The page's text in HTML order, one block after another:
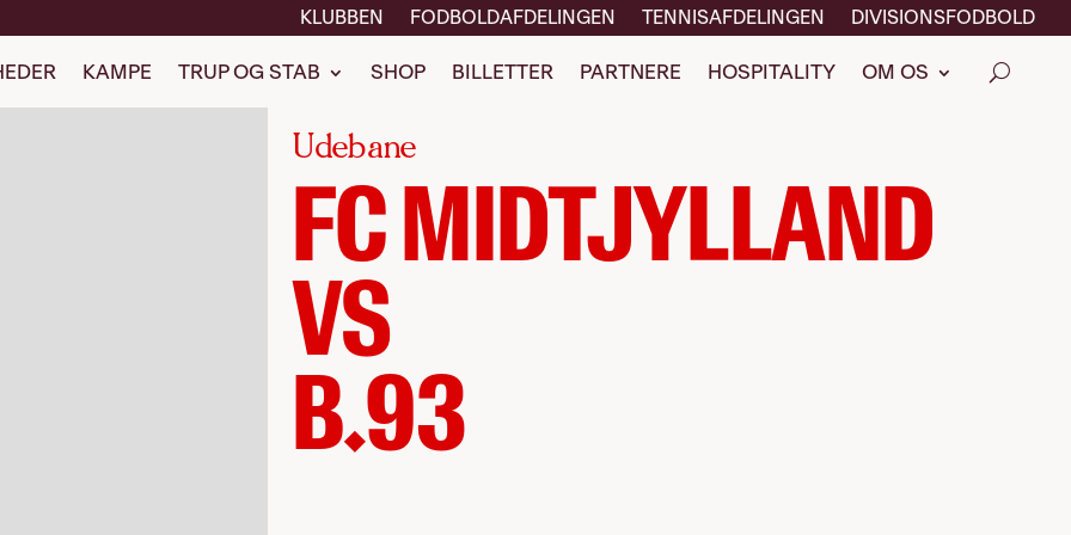
KLUBBEN FODBOLDAFDELINGEN TENNISAFDELINGEN DIVISIONSFODBOLD
KAMPE TRUP OG STAB SHOP BILLETTER PARTNERE HOSPITALITY OM OS
Udebane
FC MIDTJYLLAND
VS
B.93